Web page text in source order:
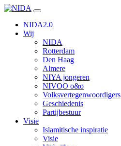
Ga
inhoudNIDA2.0
Wij
NIDA
Rotterdam
Den Haag
Almere
NIYA jongeren
NIVOO o&o
Volksvertegenwoordigers
Geschiedenis
Partijbestuur
Visie
Islamitische inspiratie
Visie